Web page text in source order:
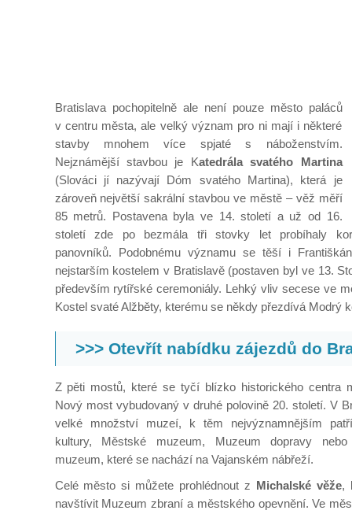
Bratislava pochopitelně ale není pouze město paláců
v centru města, ale velký význam pro ni mají i některé
stavby mnohem více spjaté s náboženstvím.
Nejznámější stavbou je Katedrála svatého Martina
(Slováci jí nazývají Dóm svatého Martina), která je
zároveň největší sakrální stavbou ve městě – věž měří
85 metrů. Postavena byla ve 14. století a už od 16.
století zde po bezmála tři stovky let probíhaly
panovníků. Podobnému významu se těší i
nejstarším kostelem v Bratislavě (postaven byl ve 13.
především rytířské ceremoniály. Lehký vliv secese ve
Kostel svaté Alžběty, kterému se někdy přezdívá Modrý
>>> Otevřít nabídku zájezdů do
Z pěti mostů, které se tyčí blízko historického centra
Nový most vybudovaný v druhé polovině 20. století. V
velké množství muzeí, k těm nejvýznamnějším
kultury, Městské muzeum, Muzeum dopravy
muzeum, které se nachází na Vajanském nábřeží.
Celé město si můžete prohlédnout z Michalské věže,
navštívit Muzeum zbraní a městského opevnění. Ve